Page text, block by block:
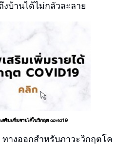
บ้านได้ไม่กลัวละลาย
สริมเพิ่มรายได้ในวิกฤต covid19
ทางออกสำหรับภาวะวิกฤตโค